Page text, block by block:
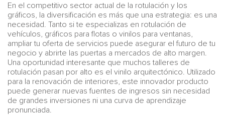
En el competitivo sector actual de la rotulación y los
gráficos, la diversificación es más que una estrategia: es una
necesidad. Tanto si te especializas en rotulación de
vehículos, gráficos para flotas o vinilos para ventanas,
ampliar tu oferta de servicios puede asegurar el futuro de tu
negocio y abrirte las puertas a mercados de alto margen.
Una oportunidad interesante que muchos talleres de
rotulación pasan por alto es el vinilo arquitectónico. Utilizado
para la renovación de interiores, este innovador producto
puede generar nuevas fuentes de ingresos sin necesidad
de grandes inversiones ni una curva de aprendizaje
pronunciada.